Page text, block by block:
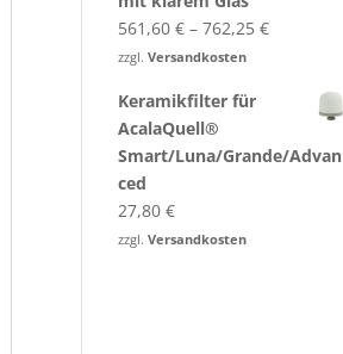
561,60€ –762,25€
zzgl.Versandkosten
Keramikfilter für
AcalaQuell®
Smart/Luna/Grande/Advan
ced
27,80€
zzgl.Versandkosten